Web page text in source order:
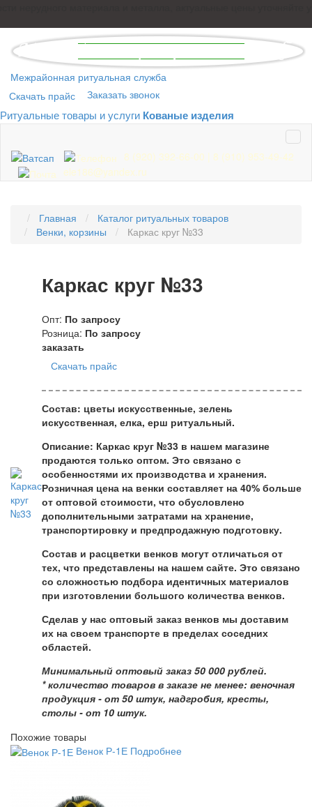
Межрайонная ритуальная служба
Скачать прайс
Заказать звонок
Ритуальные товары и услуги Кованые изделия
8 (920) 392-66-00
8 (910) 953-49-42
ele186@yandex.ru
Главная
Каталог ритуальных товаров
Венки, корзины
Каркас круг №33
Каркас круг №33
Опт: По запросу
Розница: По запросу
заказать
Скачать прайс
Состав: цветы искусственные, зелень
искусственная, елка, ерш ритуальный.
Описание: Каркас круг №33 в нашем магазине
продаются только оптом. Это связано с
особенностями их производства и хранения.
Розничная цена на венки составляет на 40% больше
от оптовой стоимости, что обусловлено
дополнительными затратами на хранение,
транспортировку и предпродажную подготовку.
Состав и расцветки венков могут отличаться от
тех, что представлены на нашем сайте. Это связано
со сложностью подбора идентичных материалов
при изготовлении большого количества венков.
Сделав у нас оптовый заказ венков мы доставим
их на своем транспорте в пределах соседних
областей.
Минимальный оптовый заказ 50 000 рублей.
* количество товаров в заказе не менее: веночная
продукция - от 50 штук, надгробия, кресты,
столы - от 10 штук.
Похожие товары
Венок Р-1Е Подробнее